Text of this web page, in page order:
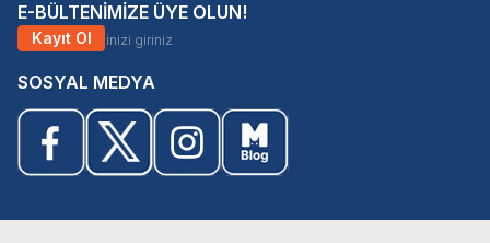
E-BÜLTENİMİZE ÜYE OLUN!
Kayıt Ol
SOSYAL MEDYA